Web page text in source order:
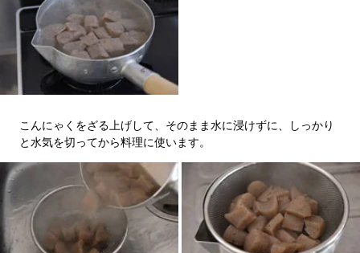
こんにゃくをざる上げして、そのまま水に浸けずに、しっかり
と水気を切ってから料理に使います。